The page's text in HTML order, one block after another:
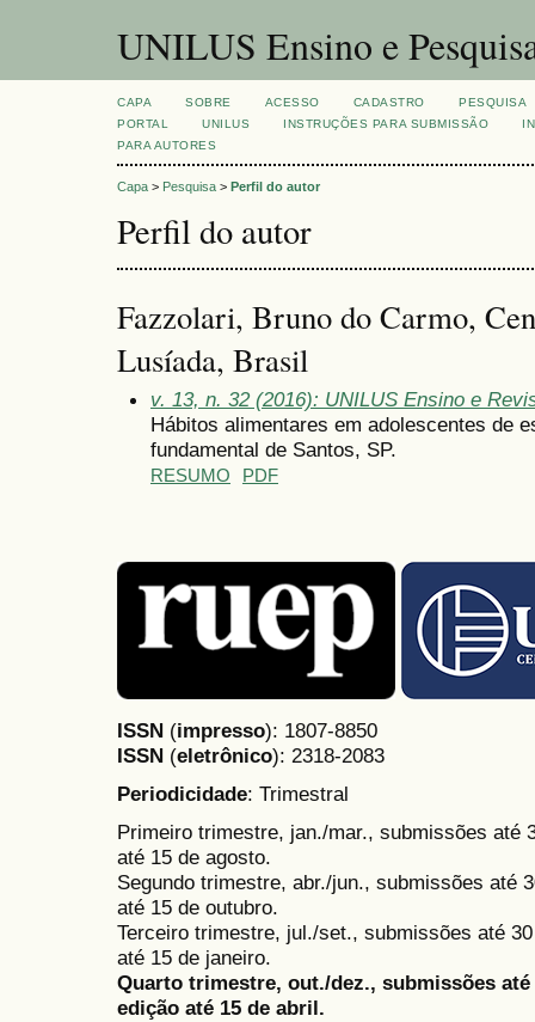
UNILUS Ensino e
CAPA SOBRE ACESSO CADASTRO
PESQUISA
PORTAL
UNILUS INSTRUÇÕES PARA SUBMISSÃO
PARA AUTORES
Capa > Pesquisa > Perfil do autor
Perfil do autor
Fazzolari, Bruno do Carmo,
Lusíada, Brasil
v. 13, n. 32 (2016): UNILUS Ensino e
Hábitos alimentares em adolescentes de
fundamental de Santos, SP.
RESUMO PDF
ISSN (impresso): 1807-8850
ISSN (eletrônico): 2318-2083
Periodicidade: Trimestral
Primeiro trimestre, jan./mar., submissões até
até 15 de agosto.
Segundo trimestre, abr./jun., submissões até
até 15 de outubro.
Terceiro trimestre, jul./set., submissões até
até 15 de janeiro.
Quarto trimestre, out./dez., submissões
edição até 15 de abril.